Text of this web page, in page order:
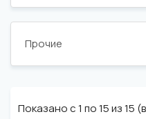
Прочие
Показано с 1 по 15 из 15